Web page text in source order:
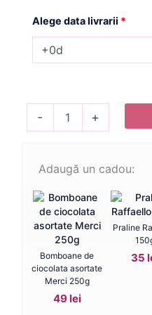
Alege data livrarii *
- +
Adaugă un cadou:
Bomboane de
ciocolata asortate
Merci 250g
49 lei
Praline
35